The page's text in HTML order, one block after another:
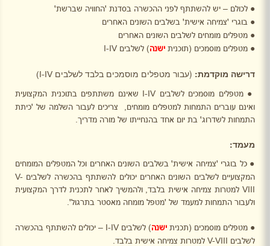
● לכולם – יש להשתתף לפני ההכשרה בסדנת 'החוויה שברשת'
● בוגרי 'צמיחה אישית' בשלבים השונים האחרים
● מטפלים מומחים לשלבים השונים האחרים
● מטפלים מוסמכים (תוכנית ישנה) לשלבים I-IV
דרישה מוקדמת: (עבור מטפלים מוסמכים בלבד לשלבים I-IV
)
● מטפלים מוסמכים לשלבים I-IV שאינם משתתפים בתוכנית המקצועית
ואינם עוברים התמחות למטפלים מומחים,
צריכים לעבור השלמה של 'כיתת
התמחות לשדרוג' בת יום אחד בהנחייתו של מורה מדריך.
מעמד:
● כל בוגרי 'צמיחה אישית' בשלבים השונים האחרים וכל המטפלים המומחים
המקצועיים לשלבים השונים האחרים יכולים להשתתף בהכשרה לשלבים V-
VIII למטרות צמיחה אישית בלבד, ולהמשיך לאחר לתכנית לדרך המקצועית
ולעבור התמחות למעמד של 'מטפל מומחה מאסטר בתרגול'.
● מטפלים מוסמכים (תכנית ישנה) לשלבים I-IV – יכולים להשתתף בהכשרה
לשלבים V-VIII למטרות צמיחה אישית בלבד.